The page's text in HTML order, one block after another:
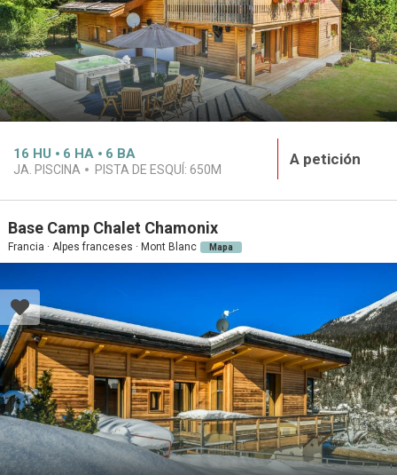
16 HU 6 HA 6 BA
JA. PISCINA PISTA DE ESQUÍ: 650M
A petición
Base Camp Chalet Chamonix
Francia · Alpes franceses · Mont Blanc Mapa